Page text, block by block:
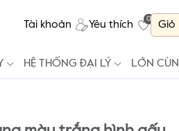
Tài khoản Yêu thích
0
Giỏ
HỆ THỐNG ĐẠI LÝ LỚN